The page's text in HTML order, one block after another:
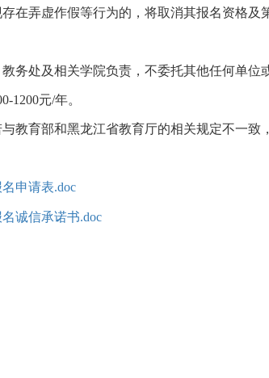
在弄虚作假等行为的，将取消其报名资格及
务处及相关学院负责，不委托其他任何单位
1200元/年。
教育部和黑龙江省教育厅的相关规定不一致
申请表.doc
诚信承诺书.doc